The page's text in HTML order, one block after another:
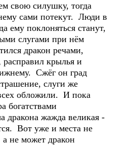
свою силушку, тогда
сами потекут. Люди в
ему поклоняться станут,
слугами при нём
дракон речами,
крылья и
Сжёг он град
слуги же
обложили. И пока
богатствами
дракона жажда великая -
Вот уже и места не
а не может дракон